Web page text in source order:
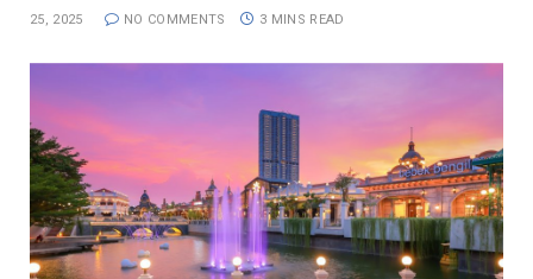
25, 2025 NO COMMENTS 3 MINS READ